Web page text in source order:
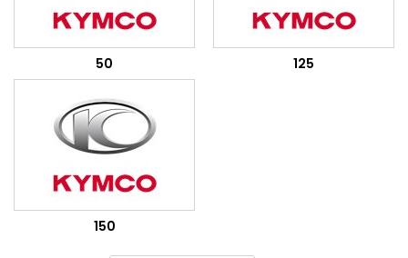
50 125
150